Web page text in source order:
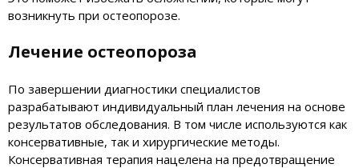
возникнуть при остеопорозе.
Лечение остеопороза
По завершении диагностики специалистов
разрабатывают индивидуальный план лечения на основе
результатов обследования. В том числе используются как
консервативные, так и хирургические методы.
Консервативная терапия нацелена на предотвращение